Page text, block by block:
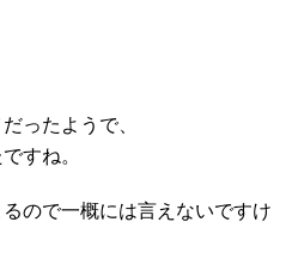
ったようで、
すね。
ので一概には言えないですけ